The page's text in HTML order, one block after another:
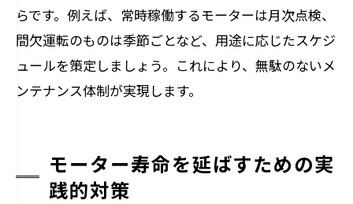
らです。例えば、常時稼働するモーターは月次点検、
間欠運転のものは季節ごとなど、用途に応じたスケジ
ュールを策定しましょう。これにより、無駄のないメ
ンテナンス体制が実現します。
モーター寿命を延ばすための実
践的対策